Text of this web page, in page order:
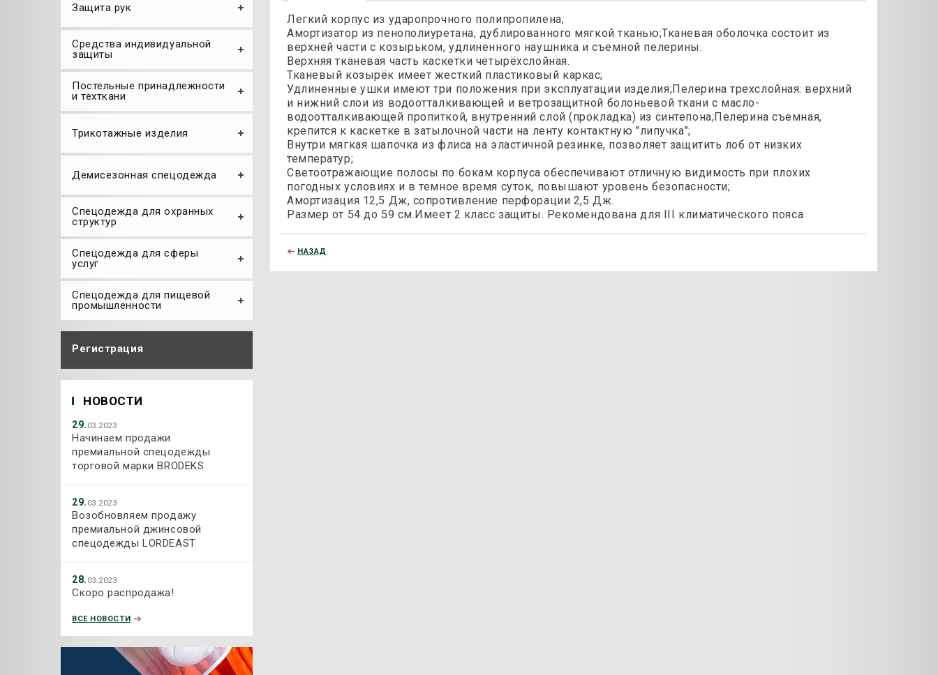
Защита рук
Средства индивидуальной
защиты
Постельные принадлежности
и техткани
Трикотажные изделия
Демисезонная спецодежда
Спецодежда для охранных
структур
Спецодежда для сферы
услуг
Спецодежда для пищевой
промышленности
Регистрация
НОВОСТИ
29. 03.2023
Начинаем продажи
премиальной спецодежды
торговой марки BRODEKS
29. 03.2023
Возобновляем продажу
премиальной джинсовой
спецодежды LORDEAST
28. 03.2023
Скоро распродажа!
ВСЕ НОВОСТИ
Легкий корпус из ударопрочного полипропилена;
Амортизатор из пенополиуретана, дублированного мягкой тканью;Тканевая оболочка состоит из
верхней части с козырьком, удлиненного наушника и cъемной пелерины.
Верхняя тканевая часть каскетки четырёхслойная.
Тканевый козырёк имеет жесткий пластиковый каркас;
Удлиненные ушки имеют три положения при эксплуатации изделия;Пелерина трехслойная: верхний
и нижний слои из водоотталкивающей и ветрозащитной болоньевой ткани с масло-
водоотталкивающей пропиткой, внутренний слой (прокладка) из синтепона;Пелерина съемная,
крепится к каскетке в затылочной части на ленту контактную "липучка";
Внутри мягкая шапочка из флиса на эластичной резинке, позволяет защитить лоб от низких
температур;
Светоотражающие полосы по бокам корпуса обеспечивают отличную видимость при плохих
погодных условиях и в темное время суток, повышают уровень безопасности;
Амортизация 12,5 Дж, сопротивление перфорации 2,5 Дж.
Размер от 54 до 59 см.Имеет 2 класс защиты. Рекомендована для III климатического пояса
НАЗАД